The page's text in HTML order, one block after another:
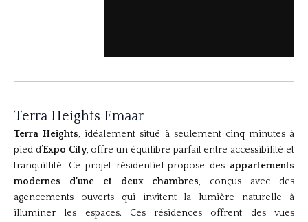
Terra Heights Emaar
Terra Heights, idéalement situé à seulement cinq minutes à
pied d’Expo City, offre un équilibre parfait entre accessibilité et
tranquillité. Ce projet résidentiel propose des appartements
modernes d’une et deux chambres, conçus avec des
agencements ouverts qui invitent la lumière naturelle à
illuminer les espaces. Ces résidences offrent des vues